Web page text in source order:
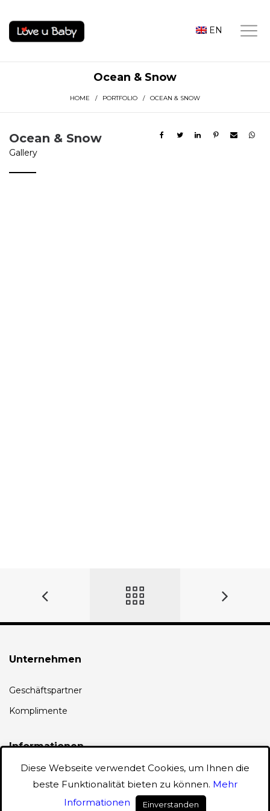
EN
Ocean & Snow
HOME / PORTFOLIO / OCEAN & SNOW
Ocean & Snow
Gallery
Unternehmen
Geschäftspartner
Komplimente
Informationen
Diese Webseite verwendet Cookies, um Ihnen die
beste Funktionalität bieten zu können. Mehr
Informationen
Einverstanden